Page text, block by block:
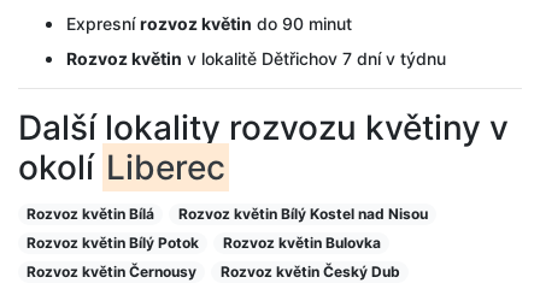
Expresnírozvoz květin do 90 minut
Rozvoz květin v lokalitě Dětřichov 7 dní v týdnu
Další lokality rozvozu květiny v
okolí Liberec
Rozvoz květin Bílá
Rozvoz květin Bílý Kostel nad Nisou
Rozvoz květin Bílý Potok
Rozvoz květin Bulovka
Rozvoz květin Černousy
Rozvoz květin Český Dub